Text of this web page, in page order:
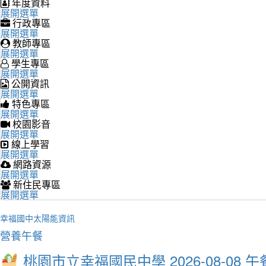
展開選單
行政專區
展開選單
教師專區
展開選單
學生專區
展開選單
公開資訊
展開選單
特色專區
展開選單
校園影音
展開選單
線上學習
展開選單
網路資源
展開選單
新住民專區
展開選單
幸福國中太陽能資訊
營養午餐
桃園市立幸福國民中學 2026-08-08 午